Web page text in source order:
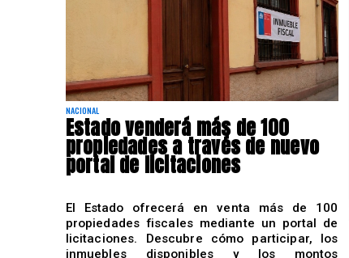
NACIONAL
Estado venderá más de 100
propiedades a través de nuevo
portal de licitaciones
El Estado ofrecerá en venta más de 100
propiedades fiscales mediante un portal de
licitaciones. Descubre cómo participar, los
inmuebles disponibles y los montos